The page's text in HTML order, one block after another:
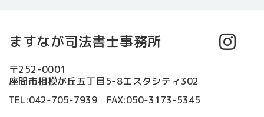
ますなが司法書士事務所
〒252-0001
座間市相模が丘五丁目5-8エスタシティ302
TEL:042-705-7939 FAX:050-3173-5345